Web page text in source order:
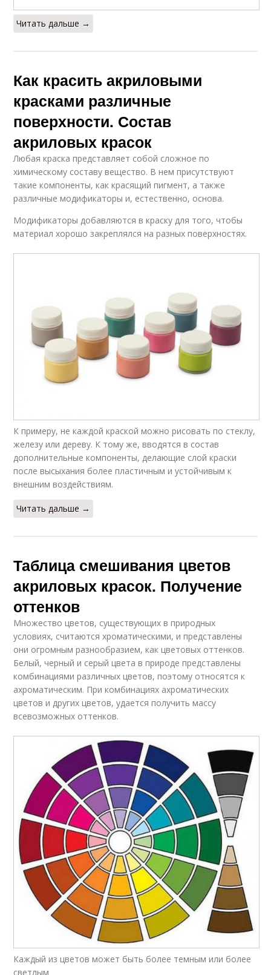
Читать дальше →
Как красить акриловыми
красками различные
поверхности. Состав
акриловых красок
Любая краска представляет собой сложное по
химическому составу вещество. В нем присутствуют
такие компоненты, как красящий пигмент, а также
различные модификаторы и, естественно, основа.
Модификаторы добавляются в краску для того, чтобы
материал хорошо закреплялся на разных поверхностях.
К примеру, не каждой краской можно рисовать по стеклу,
железу или дереву. К тому же, вводятся в состав
дополнительные компоненты, делающие слой краски
после высыхания более пластичным и устойчивым к
внешним воздействиям.
Читать дальше →
Таблица смешивания цветов
акриловых красок. Получение
оттенков
Множество цветов, существующих в природных
условиях, считаются хроматическими, и представлены
они огромным разнообразием, как цветовых оттенков.
Белый, черный и серый цвета в природе представлены
комбинациями различных цветов, поэтому относятся к
ахроматическим. При комбинациях ахроматических
цветов и других цветов, удается получить массу
всевозможных оттенков.
Каждый из цветов может быть более темным или более
светлым